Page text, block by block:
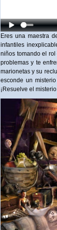
Eres una maestra
infantiles
niños tomando el
problemas y te
marionetas y su
esconde un
¡Resuelve el